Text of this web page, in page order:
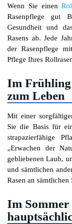
Wenn Sie einen
Rasenpflege gut
Gesundheit und
Rasens ab. Jede
der Rasenpflege
Pflege Ihres
Im Frühling
zum Leben
Mit einer
Sie die Basis für
strapazierfähige
„Erwachen der
gebliebenen Laub,
und sämtlichen
Rasen an
Im